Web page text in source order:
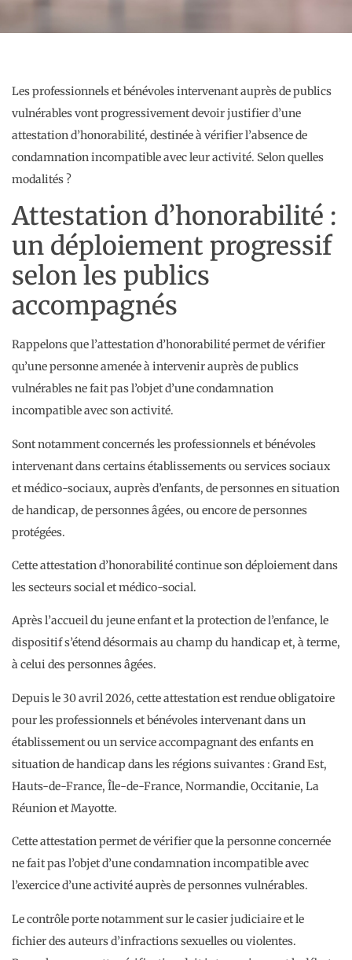
Les professionnels et bénévoles intervenant auprès de publics
vulnérables vont progressivement devoir justifier d’une
attestation d’honorabilité, destinée à vérifier l’absence de
condamnation incompatible avec leur activité. Selon quelles
modalités ?
Attestation d’honorabilité :
un déploiement progressif
selon les publics
accompagnés
Rappelons que l’attestation d’honorabilité permet de vérifier
qu’une personne amenée à intervenir auprès de publics
vulnérables ne fait pas l’objet d’une condamnation
incompatible avec son activité.
Sont notamment concernés les professionnels et bénévoles
intervenant dans certains établissements ou services sociaux
et médico-sociaux, auprès d’enfants, de personnes en situation
de handicap, de personnes âgées, ou encore de personnes
protégées.
Cette attestation d’honorabilité continue son déploiement dans
les secteurs social et médico-social.
Après l’accueil du jeune enfant et la protection de l’enfance, le
dispositif s’étend désormais au champ du handicap et, à terme,
à celui des personnes âgées.
Depuis le 30 avril 2026, cette attestation est rendue obligatoire
pour les professionnels et bénévoles intervenant dans un
établissement ou un service accompagnant des enfants en
situation de handicap dans les régions suivantes : Grand Est,
Hauts-de-France, Île-de-France, Normandie, Occitanie, La
Réunion et Mayotte.
Cette attestation permet de vérifier que la personne concernée
ne fait pas l’objet d’une condamnation incompatible avec
l’exercice d’une activité auprès de personnes vulnérables.
Le contrôle porte notamment sur le casier judiciaire et le
fichier des auteurs d’infractions sexuelles ou violentes.